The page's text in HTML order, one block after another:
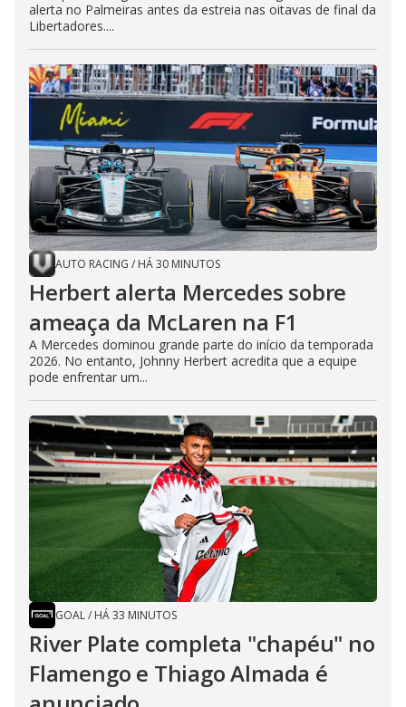
alerta no Palmeiras antes da estreia nas oitavas de final da
Libertadores....
AUTO RACING / HÁ 30 MINUTOS
Herbert alerta Mercedes sobre
ameaça da McLaren na F1
A Mercedes dominou grande parte do início da temporada
2026. No entanto, Johnny Herbert acredita que a equipe
pode enfrentar um...
GOAL/ HÁ 33 MINUTOS
River Plate completa "chapéu" no
Flamengo e Thiago Almada é